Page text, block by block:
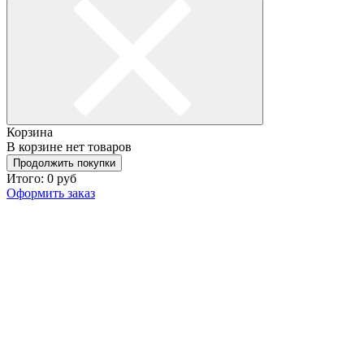
Корзина
В корзине нет товаров
Продолжить покупки
Итого: 0 руб
Оформить заказ